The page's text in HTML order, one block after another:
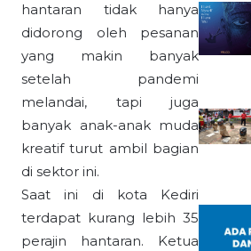
hantaran tidak hanya
didorong oleh pesanan
yang makin banyak
setelah pandemi
melandai, tapi juga
banyak anak-anak muda
kreatif turut ambil bagian
di sektor ini.
Saat ini di kota Kediri
terdapat kurang lebih 35
perajin hantaran. Ketua